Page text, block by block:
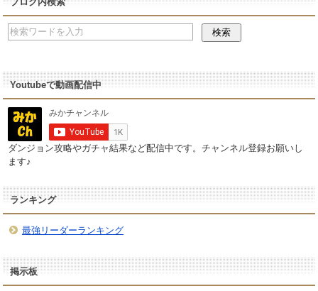
Youtubeで動画配信中
ダンジョン攻略やガチャ結果など配信中です。チャンネル登録お願いし
ます♪
ランキング
最強リーダーランキング
掲示板